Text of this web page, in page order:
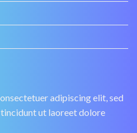
adipiscing elit, sed
ut laoreet dolore